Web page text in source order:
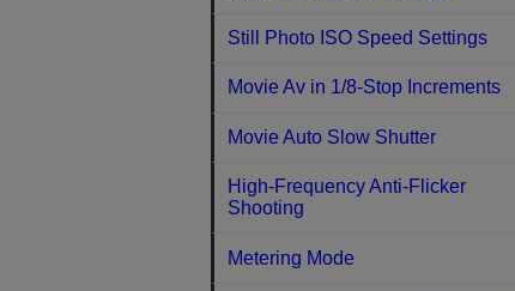
Still Photo ISO Speed Settings
Movie Av in 1/8-Stop Increments
Movie Auto Slow Shutter
High-Frequency Anti-Flicker
Shooting
Metering Mode